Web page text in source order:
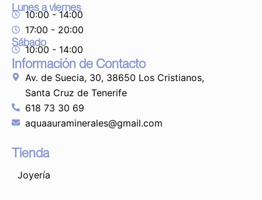
Lunes a viernes
10:00 - 14:00
17:00 - 20:00
Sábado
10:00 - 14:00
Información de Contacto
Av. de Suecia, 30, 38650 Los Cristianos,
Santa Cruz de Tenerife
618 73 30 69
aquaauraminerales@gmail.com
Tienda
Joyería